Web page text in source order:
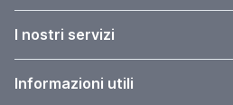
I nostri servizi
Informazioni utili